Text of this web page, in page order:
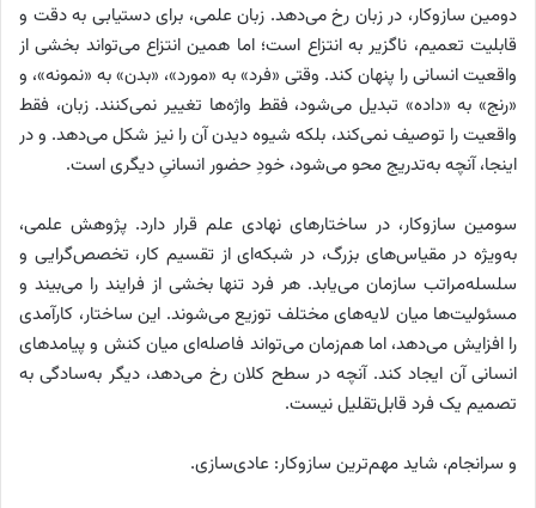
دومین سازوکار، در زبان رخ می‌دهد. زبان علمی، برای دستیابی به دقت و
قابلیت تعمیم، ناگزیر به انتزاع است؛ اما همین انتزاع می‌تواند بخشی از
واقعیت انسانی را پنهان کند. وقتی «فرد» به «مورد»، «بدن» به «نمونه»، و
«رنج» به «داده» تبدیل می‌شود، فقط واژه‌ها تغییر نمی‌کنند. زبان، فقط
واقعیت را توصیف نمی‌کند، بلکه شیوه دیدن آن را نیز شکل می‌دهد. و در
اینجا، آنچه به‌تدریج محو می‌شود، خودِ حضور انسانیِ دیگری است.
سومین سازوکار، در ساختارهای نهادی علم قرار دارد. پژوهش علمی،
به‌ویژه در مقیاس‌های بزرگ، در شبکه‌ای از تقسیم کار، تخصص‌گرایی و
سلسله‌مراتب سازمان می‌یابد. هر فرد تنها بخشی از فرایند را می‌بیند و
مسئولیت‌ها میان لایه‌های مختلف توزیع می‌شوند. این ساختار، کارآمدی
را افزایش می‌دهد، اما هم‌زمان می‌تواند فاصله‌ای میان کنش و پیامدهای
انسانی آن ایجاد کند. آنچه در سطح کلان رخ می‌دهد، دیگر به‌سادگی به
تصمیم یک فرد قابل‌تقلیل نیست.
و سرانجام، شاید مهم‌ترین سازوکار: عادی‌سازی.